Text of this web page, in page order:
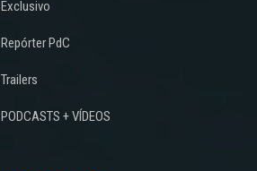
Exclusivo
Repórter PdC
Trailers
PODCASTS + VÍDEOS